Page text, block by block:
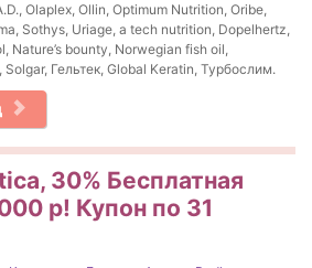
Olaplex, Ollin, Optimum Nutrition, Oribe,
Sothys, Uriage, a tech nutrition, Dopelhertz,
Nature’s bounty, Norwegian fish oil,
Гельтек, Global Keratin, Турбослим.
30% Бесплатная
р! Купон по 31